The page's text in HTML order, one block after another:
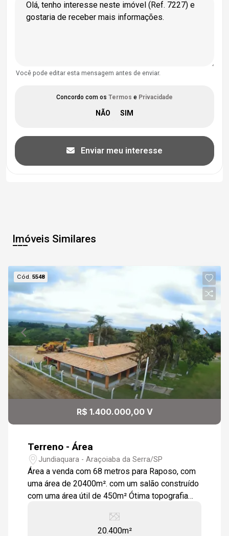
Você pode editar esta mensagem antes de enviar.
Concordo com os Termos e Privacidade
Enviar meu interesse
Imóveis Similares
Cód.5548
R$ 1.400.000,00 V
Terreno - Área
Jundiaquara - Araçoiaba da Serra/SP
Área a venda com 68 metros para Raposo, com
uma área de 20400m². com um salão construído
com uma área útil de 450m² Ótima topografia
20.400m²